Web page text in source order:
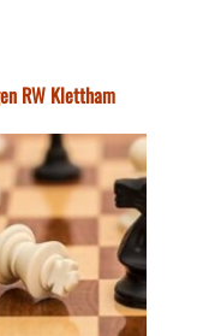
RW Klettham